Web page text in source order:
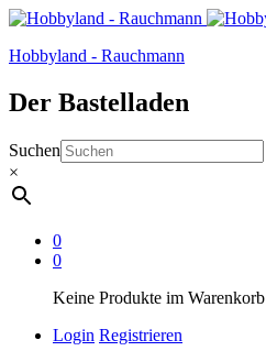
Hobbyland - Rauchmann
Der Bastelladen
Suchen
×
0
0
Keine Produkte im Warenkorb
Login Registrieren